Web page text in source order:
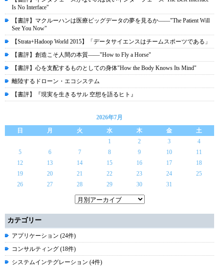
Is No Interface"
【書評】マクルーハンは医療ビッグデータの夢を見るか――"The Patient Will
See You Now"
【Strata+Hadoop World 2015】「データサイエンスはチームスポーツである」
【書評】創造こそ人間の本質――"How to Fly a Horse"
【書評】心を支配するものとしての身体"How the Body Knows Its Mind"
離陸するドローン・エコシステム
【書評】『現実を生きるサル 空想を語るヒト』
2026年7月
日
月 火 水 木 金
土
1
2 3
4
5
6 7 8 9 10
11
12
13 14 15 16 17
18
19
20 21 22 23 24
25
26
27 28 29 30 31
カテゴリー
アプリケーション (24件)
コンサルティング (18件)
システムインテグレーション (4件)